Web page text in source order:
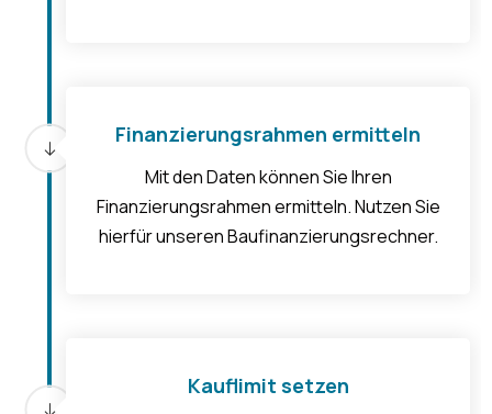
Finanzierungsrahmen ermitteln
Mit den Daten können Sie Ihren
Finanzierungsrahmen ermitteln. Nutzen Sie
hierfür unseren Baufinanzierungsrechner.
Kauflimit setzen